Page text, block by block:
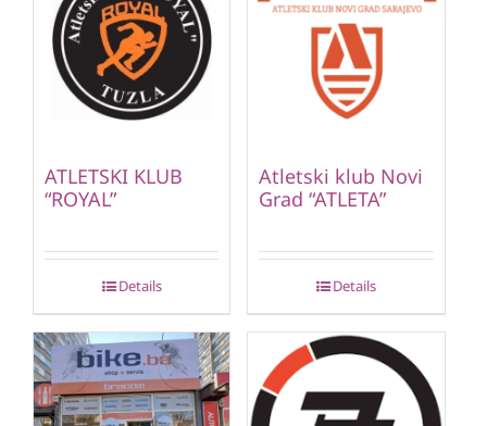
ATLETSKI KLUB
“ROYAL”
Details
Atletski klub Novi
Grad “ATLETA”
Details